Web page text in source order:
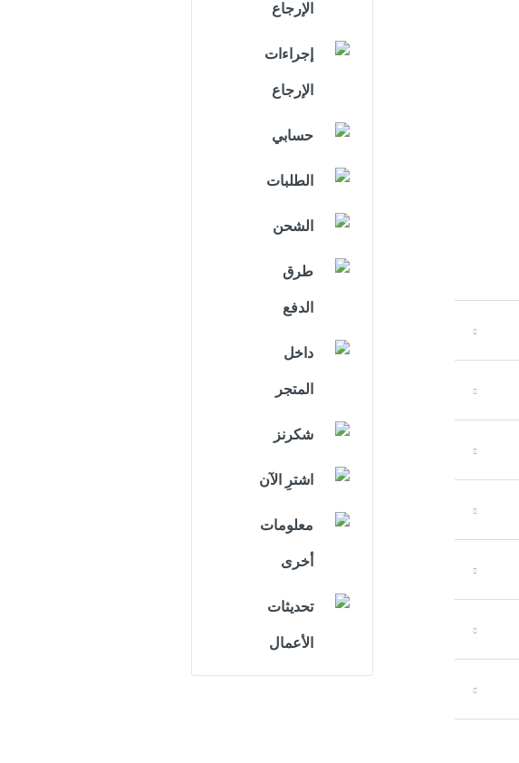
الإرجاع
إجراءات
الإرجاع
حسابي
الطلبات
الشحن
طرق
الدفع
داخل
المتجر
شكرنز
اشترِ الآن
معلومات
أخرى
تحديثات
الأعمال